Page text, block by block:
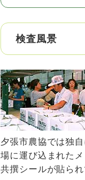
検査風景
夕張市農協では独
場に運び込まれた
共撰シールが貼ら